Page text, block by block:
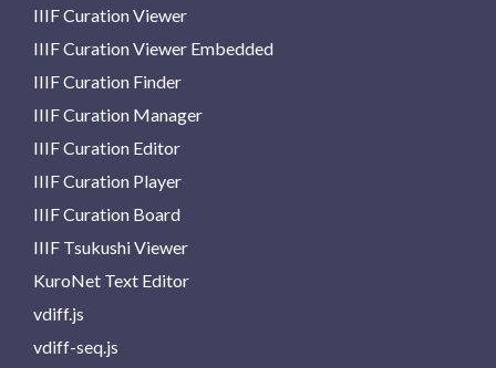
IIIF Curation Viewer
IIIF Curation Viewer Embedded
IIIF Curation Finder
IIIF Curation Manager
IIIF Curation Editor
IIIF Curation Player
IIIF Curation Board
IIIF Tsukushi Viewer
KuroNet Text Editor
vdiff.js
vdiff-seq.js